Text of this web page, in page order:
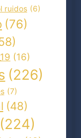
ruidos (6)
(76)
(16)
(226)
(7)
(48)
(224)